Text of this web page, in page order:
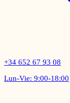
+34 652 67 93 08
Lun-Vie: 9:00-18:00